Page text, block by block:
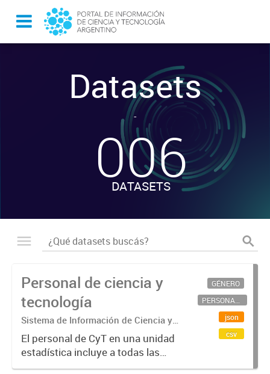
Datasets
-
006
DATASETS
Personal de ciencia y
tecnología
Sistema de Información de Ciencia y
Tecnología Argentino (SICYTAR)
El personal de CyT en una unidad
estadística incluye a todas las
personas involucradas
GÉNERO
PERSONAL CIENTÍFICO-TECNOLÓGICO
json
csv